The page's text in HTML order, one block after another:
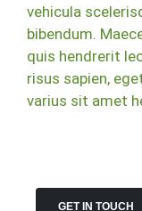
vehicula
bibendum.
quis hendrerit
risus sapien,
varius sit amet
GET IN TOUCH